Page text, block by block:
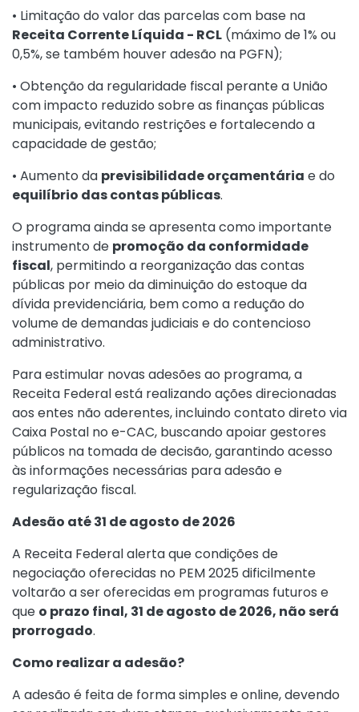
• Limitação do valor das parcelas com base na
Receita Corrente Líquida - RCL (máximo de 1% ou
0,5%, se também houver adesão na PGFN);
• Obtenção da regularidade fiscal perante a União
com impacto reduzido sobre as finanças públicas
municipais, evitando restrições e fortalecendo a
capacidade de gestão;
• Aumento da previsibilidade orçamentária e do
equilíbrio das contas públicas.
O programa ainda se apresenta como importante
instrumento de promoção da conformidade
fiscal, permitindo a reorganização das contas
públicas por meio da diminuição do estoque da
dívida previdenciária, bem como a redução do
volume de demandas judiciais e do contencioso
administrativo.
Para estimular novas adesões ao programa, a
Receita Federal está realizando ações direcionadas
aos entes não aderentes, incluindo contato direto via
Caixa Postal no e-CAC, buscando apoiar gestores
públicos na tomada de decisão, garantindo acesso
às informações necessárias para adesão e
regularização fiscal.
Adesão até 31 de agosto de 2026
A Receita Federal alerta que condições de
negociação oferecidas no PEM 2025 dificilmente
voltarão a ser oferecidas em programas futuros e
que o prazo final, 31 de agosto de 2026, não será
prorrogado.
Como realizar a adesão?
A adesão é feita de forma simples e online, devendo